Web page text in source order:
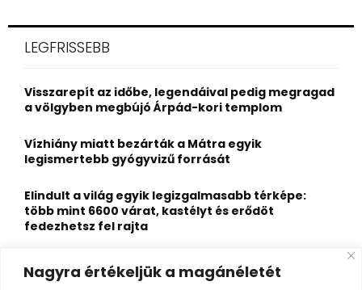
Nagyra értékeljük a magánéletét
h
o
r
LEGFRISSEBB
Visszarepít az időbe, legendáival pedig megragad
a völgyben megbújó Árpád-kori templom
Vízhiány miatt bezárták a Mátra egyik
legismertebb gyógyvizű forrását
Elindult a világ egyik legizgalmasabb térképe:
több mint 6600 várat, kastélyt és erődöt
fedezhetsz fel rajta
Kigyulladt a Szőke Tisza legendás hajóroncsa,
nagy erőkkel vonultak a tűzoltók